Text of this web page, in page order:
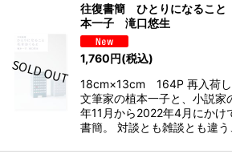
往復書簡 ひとりになるこ
本一子 滝口悠生
1,760円(税込)
18cm×13cm 164P 再入荷し
文筆家の植本一子と、小説家
年11月から2022年4月にかけ
書簡。 対談とも雑談とも違